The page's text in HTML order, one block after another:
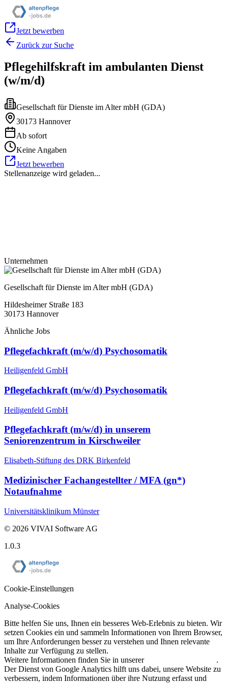
Jetzt bewerben
Zurück zur Suche
Pflegehilfskraft im ambulanten Dienst
(w/m/d)
Gesellschaft für Dienste im Alter mbH (GDA)
30173 Hannover
Ab sofort
Keine Angaben
Jetzt bewerben
Stellenanzeige wird geladen...
Unternehmen
Gesellschaft für Dienste im Alter mbH (GDA)
Hildesheimer Straße 183
30173 Hannover
Ähnliche Jobs
Pflegefachkraft (m/w/d) Psychosomatik
Heiligenfeld GmbH
Pflegefachkraft (m/w/d) Psychosomatik
Heiligenfeld GmbH
Pflege­fachkraft (m/w/d) in unserem
Seniorenzentrum in Kirschweiler
Elisabeth-Stiftung des DRK Birkenfeld
Medizinischer Fachangestellter / MFA (gn*)
Notaufnahme
Universitätsklinikum Münster
© 2026 VIVAI Software AG
1.0.3
Cookie-Einstellungen
Analyse-Cookies
Bitte helfen Sie uns, Ihnen ein besseres Web-Erlebnis zu bieten. Wir
setzen Cookies ein und sammeln Informationen von Ihrem Browser,
um Ihre Anforderungen besser zu verstehen und Ihnen relevante
Inhalte zur Verfügung zu stellen.
Weitere Informationen finden Sie in unserer
.
Der Dienst von Google Analytics hilft uns dabei, unsere Website zu
verbessern, indem Informationen über ihre Nutzung erfasst und